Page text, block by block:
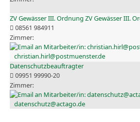
ZV Gewässer III. Ordnung ZV Gewässer III.
08561 984911
christian.hirl@postmuenster.de
Datenschutzbeauftragter
09951 99990-20
datenschutz@actago.de